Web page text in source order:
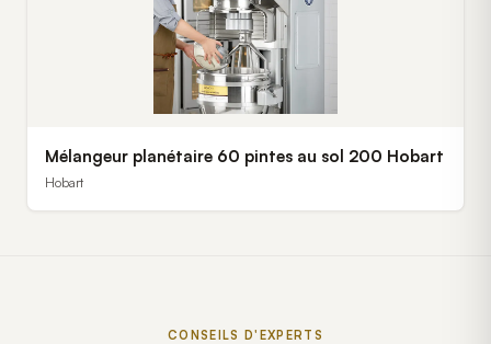
Mélangeur planétaire 60 pintes au sol 200 Hobart
Hobart
CONSEILS D'EXPERTS